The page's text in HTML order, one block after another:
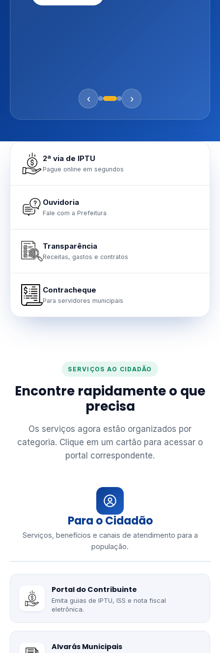
‹ ›
2ª via de IPTU
Pague online em segundos
Ouvidoria
Fale com a Prefeitura
Transparência
Receitas, gastos e contratos
Contracheque
Para servidores municipais
SERVIÇOS AO CIDADÃO
Encontre rapidamente o que
precisa
Os serviços agora estão organizados por
categoria. Clique em um cartão para acessar o
portal correspondente.
Para o Cidadão
Serviços, benefícios e canais de atendimento para a
população.
Portal do Contribuinte
Emita guias de IPTU, ISS e nota fiscal
eletrônica.
Alvarás Municipais